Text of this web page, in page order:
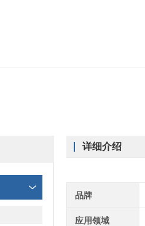
详细介绍
品牌
应用领域